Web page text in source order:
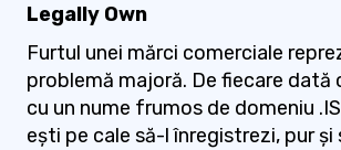
Legally Own
Furtul unei mărci comerciale
problemă majoră. De fiecare dată
cu un nume frumos de domeniu
ești pe cale să-l înregistrezi, pur și